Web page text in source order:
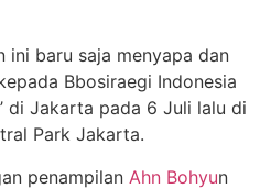
ini baru saja menyapa dan
Bbosiraegi Indonesia
di Jakarta pada 6 Juli lalu di
Park Jakarta.
penampilan Ahn Bohyun